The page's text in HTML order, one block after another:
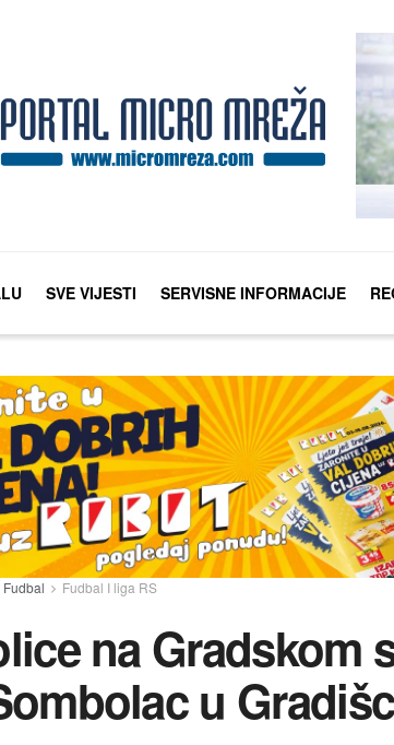
SVE VIJESTI SERVISNE INFORMACIJE
Fudbal Fudbal I liga RS
na Gradskom
u